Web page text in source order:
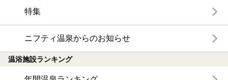
特集
ニフティ温泉からのお知らせ
温浴施設ランキング